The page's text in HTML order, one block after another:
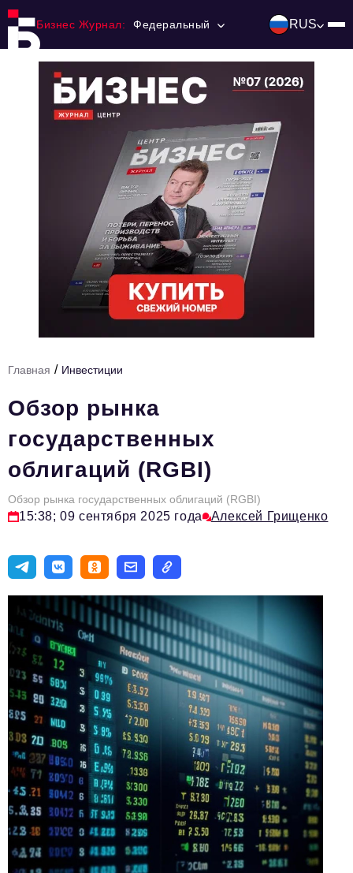
Бизнес Журнал: Федеральный RUS
Ниши и рынки
Технологии и тренды
HR
Персона номера
Юридический практикум
Стиль жизни
Импортозамещение
Эксперты
Авторские материалы
Видео
Телефон редакции:+7 495 727-01-67
Электронные почты редакции:
Информационный отдел
info@business-magazine.online
Отдел рекламы
reklama@business-magazine.online
Отдел распространения/редакционная подписка
podpiska@business-magazine.online
Главная / Инвестиции
Обзор рынка
государственных
облигаций (RGBI)
Обзор рынка государственных облигаций (RGBI)
15:38; 09 сентября 2025 года Алексей Грищенко